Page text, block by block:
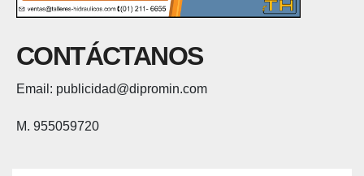
CONTÁCTANOS
Email: publicidad@dipromin.com
M. 955059720